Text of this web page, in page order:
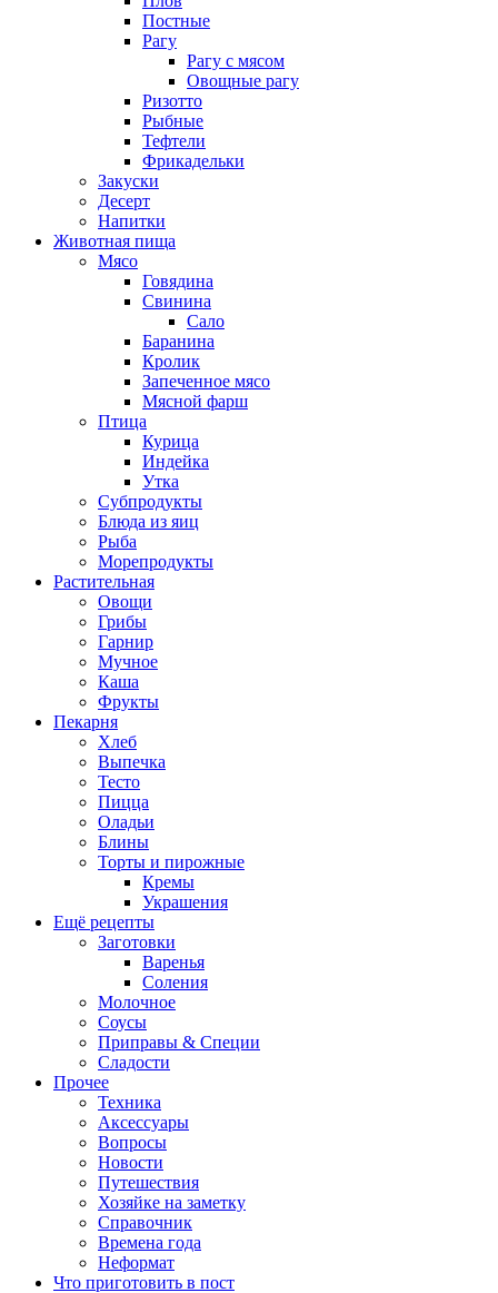
Постные
Рагу
Рагу с мясом
Овощные рагу
Ризотто
Рыбные
Тефтели
Фрикадельки
Закуски
Десерт
Напитки
Животная пища
Мясо
Говядина
Свинина
Сало
Баранина
Кролик
Запеченное мясо
Мясной фарш
Птица
Курица
Индейка
Утка
Субпродукты
Блюда из яиц
Рыба
Морепродукты
Растительная
Овощи
Грибы
Гарнир
Мучное
Каша
Фрукты
Пекарня
Хлеб
Выпечка
Тесто
Пицца
Оладьи
Блины
Торты и пирожные
Кремы
Украшения
Ещё рецепты
Заготовки
Варенья
Соления
Молочное
Соусы
Приправы & Специи
Сладости
Прочее
Техника
Аксессуары
Вопросы
Новости
Путешествия
Хозяйке на заметку
Справочник
Времена года
Неформат
Что приготовить в пост